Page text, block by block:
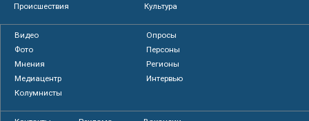
Происшествия
Культура
Видео
Опросы
Фото
Персоны
Мнения
Регионы
Медиацентр
Интервью
Колумнисты